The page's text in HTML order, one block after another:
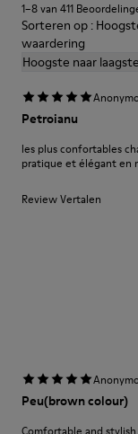
1–8 van 411
Sorteren op :
waardering
Hoogste naar
Petroianu
les plus confortables
pratique et élégant en
Review Vertalen
Peu(brown colour)
Comfortable and